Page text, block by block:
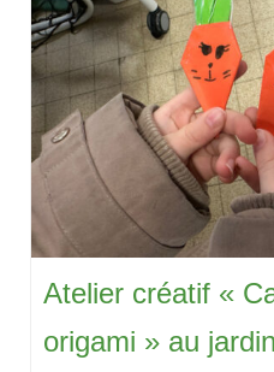
Atelier créatif «
origami » au